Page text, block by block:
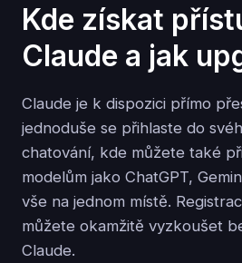
Kde získat
Claude a jak
Claude je k dispozici přímo
jednoduše se přihlaste do
chatování, kde můžete také
modelům jako ChatGPT,
vše na jednom místě.
můžete okamžitě vyzkoušet
Claude.